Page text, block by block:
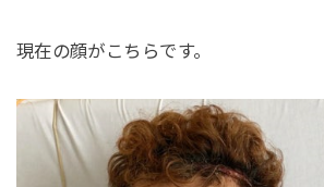
現在の顔がこちらです。